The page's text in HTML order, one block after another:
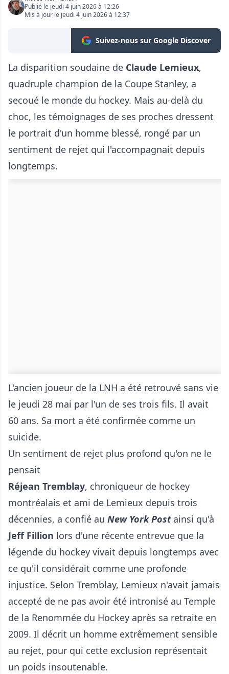
Publié le jeudi 4 juin 2026 à 12:26
Mis à jour le jeudi 4 juin 2026 à 12:37
Suivez-nous sur Google Discover
La disparition soudaine de Claude Lemieux,
quadruple champion de la Coupe Stanley, a
secoué le monde du hockey. Mais au-delà du
choc, les témoignages de ses proches dressent
le portrait d'un homme blessé, rongé par un
sentiment de rejet qui l'accompagnait depuis
longtemps.
L'ancien joueur de la LNH a été retrouvé sans vie
le jeudi 28 mai par l'un de ses trois fils. Il avait
60 ans. Sa mort a été confirmée comme un
suicide.
Un sentiment de rejet plus profond qu'on ne le
pensait
Réjean Tremblay, chroniqueur de hockey
montréalais et ami de Lemieux depuis trois
décennies, a confié au New York Postainsi qu'à
Jeff Fillion lors d'une récente entrevue que la
légende du hockey vivait depuis longtemps avec
ce qu'il considérait comme une profonde
injustice. Selon Tremblay, Lemieux n'avait jamais
accepté de ne pas avoir été intronisé au Temple
de la Renommée du Hockey après sa retraite en
2009. Il décrit un homme extrêmement sensible
au rejet, pour qui cette exclusion représentait
un poids insoutenable.